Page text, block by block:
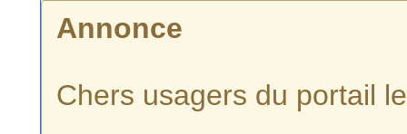
Annonce
Chers usagers du portail